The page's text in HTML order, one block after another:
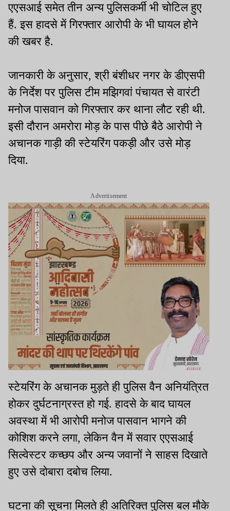
एएसआई समेत तीन अन्य पुलिसकर्मी भी चोटिल हुए
हैं. इस हादसे में गिरफ्तार आरोपी के भी घायल होने
की खबर है.
जानकारी के अनुसार, श्री बंशीधर नगर के डीएसपी
के निर्देश पर पुलिस टीम मझिगवां पंचायत से वारंटी
मनोज पासवान को गिरफ्तार कर थाना लौट रही थी.
इसी दौरान अमरोरा मोड़ के पास पीछे बैठे आरोपी ने
अचानक गाड़ी की स्टेयरिंग पकड़ी और उसे मोड़
दिया.
Advertisement
स्टेयरिंग के अचानक मुड़ते ही पुलिस वैन अनियंत्रित
होकर दुर्घटनाग्रस्त हो गई. हादसे के बाद घायल
अवस्था में भी आरोपी मनोज पासवान भागने की
कोशिश करने लगा, लेकिन वैन में सवार एएसआई
सिल्वेस्टर कच्छप और अन्य जवानों ने साहस दिखाते
हुए उसे दोबारा दबोच लिया.
घटना की सूचना मिलते ही अतिरिक्त पुलिस बल मौके